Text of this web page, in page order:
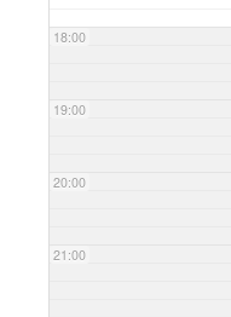
18:00
19:00
20:00
21:00